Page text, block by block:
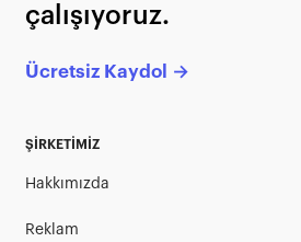
çalışıyoruz.
Ücretsiz Kaydol →
ŞİRKETİMİZ
Hakkımızda
Reklam